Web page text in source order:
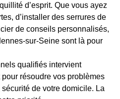
d’esprit. Que vous ayez
d’installer des serrures de
de conseils personnalisés,
sur-Seine sont là pour
qualifiés intervient
résoudre vos problèmes
de votre domicile. La